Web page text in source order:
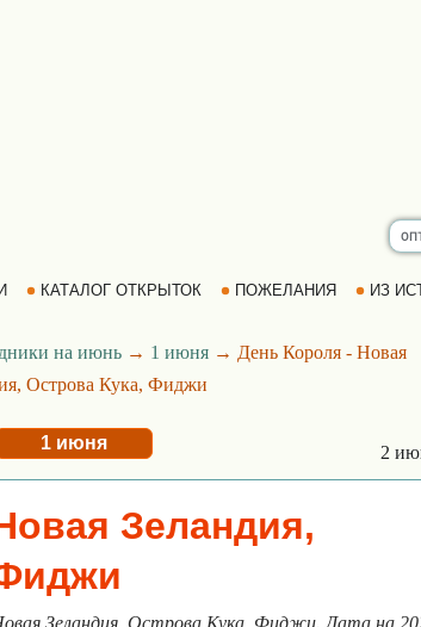
КАТАЛОГ ОТКРЫТОК ПОЖЕЛАНИЯ ИЗ
на июнь→ 1 июня→ День Короля - Новая
Острова Кука, Фиджи
1 июня 2
Зеландия,
Зеландия, Острова Кука, Фиджи. Дата на